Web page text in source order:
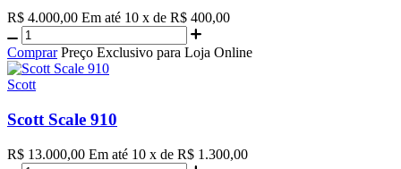
R$ 4.000,00 Em até 10 x de R$ 400,00
Comprar Preço Exclusivo para Loja Online
Scott
Scott Scale 910
R$ 13.000,00 Em até 10 x de R$ 1.300,00